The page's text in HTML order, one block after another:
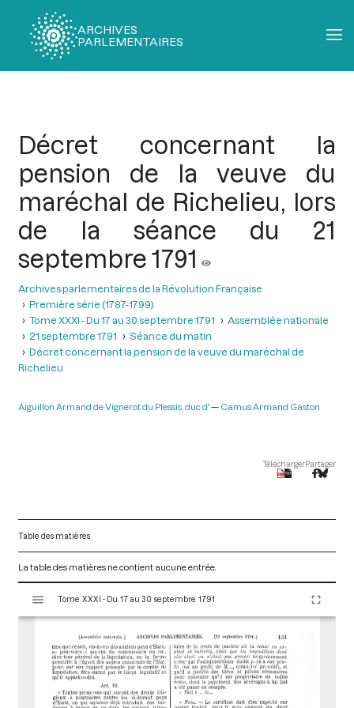
ARCHIVES
PARLEMENTAIRES
Décret concernant la
pension de la veuve du
maréchal de Richelieu, lors
de la séance du 21
septembre 1791
Archives parlementaires de la Révolution Française
Première série (1787-1799)
Tome XXXI - Du 17 au 30 septembre 1791
Assemblée nationale
21 septembre 1791
Séance du matin
Décret concernant la pension de la veuve du maréchal de
Richelieu
Aiguillon Armand de Vignerot du Plessis, duc d' Camus Armand Gaston
TéléchargerPartager
Table des matières
La table des matières ne contient aucune entrée.
s
Tome XXXI - Du 17 au 30 septembre 1791